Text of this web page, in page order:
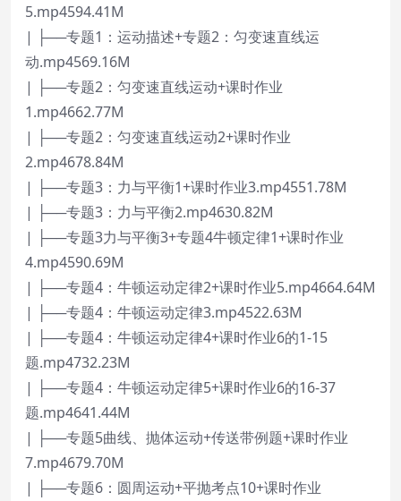
5.mp4594.41M
| ├──专题1：运动描述+专题2：匀变速直线运
动.mp4569.16M
| ├──专题2：匀变速直线运动+课时作业
1.mp4662.77M
| ├──专题2：匀变速直线运动2+课时作业
2.mp4678.84M
| ├──专题3：力与平衡1+课时作业3.mp4551.78M
| ├──专题3：力与平衡2.mp4630.82M
| ├──专题3力与平衡3+专题4牛顿定律1+课时作业
4.mp4590.69M
| ├──专题4：牛顿运动定律2+课时作业5.mp4664.64M
| ├──专题4：牛顿运动定律3.mp4522.63M
| ├──专题4：牛顿运动定律4+课时作业6的1-15
题.mp4732.23M
| ├──专题4：牛顿运动定律5+课时作业6的16-37
题.mp4641.44M
| ├──专题5曲线、抛体运动+传送带例题+课时作业
7.mp4679.70M
| ├──专题6：圆周运动+平抛考点10+课时作业